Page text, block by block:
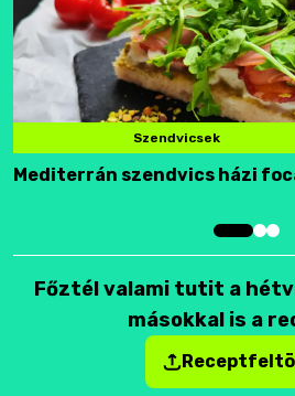
Szendvicsek
Mediterrán szendvics házi
Főztél valami tutit a
másokkal is a